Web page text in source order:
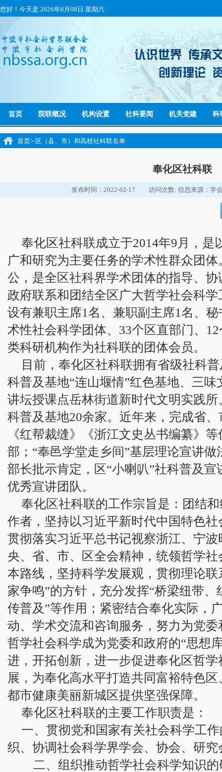
您好！今天是 2026年8月08日 星期六
首页 院联概况 机构设置 社科要闻 机关党建 科
首页> 区（县、市）和高校社科联名单
奉化区社科联
发布时间：2022-02-17 访问次数: 信息来源：学
奉化区社科联成立于2014年9月，是
广和研究为主要任务的学术性群众团
公，是全区社科界学术团体的指导、
政府联系和团结全区广大哲学社会科
设有兼职主席1名、兼职副主席1名、
术性社会科学团体、33个区直部门、
类科研机构作为社科联的团体会员。
目前，奉化区社科联拥有省级社科
科普及基地“连山堰情”红色基地、三
讲坛授课点岳林街道新时代文明实践
科普及基地20余家。近年来，完成省
《红帮裁缝》《浙江文史丛书编纂》
部；“奉邑学堂走乡间”基层理论宣讲
部长批示肯定，区“小喇叭”社科普及
优秀宣讲团队。
奉化区社科联的工作宗旨是：团结
作者，坚持以习近平新时代中国特色
贯彻落实习近平总书记视察浙江、宁
央、省、市、区全会精神，统领哲学
本路线，坚持科学发展观，贯彻理论
家争鸣”的方针，充分发挥“桥梁纽带
传普及”等作用；紧密结合奉化实际，
动、学术交流和咨询服务，努力为党
哲学社会科学成为党委和政府的“思想
进，开拓创新，进一步促进奉化区哲
展，为奉化高水平打造共同富裕特色
都市健康美丽新城区提供坚强保障。
奉化区社科联的主要工作职责是：
一、贯彻党和国家有关社会科学工
织、协调社会科学界学会、协会、研究
二、组织推动哲学社会科学知识的